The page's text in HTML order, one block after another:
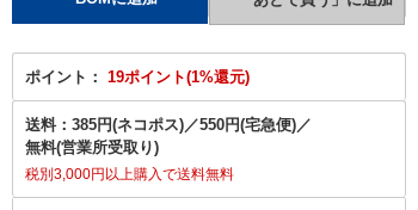
ポイント： 19ポイント(1%還元)
送料： 385円(ネコポス)／550円(宅急便)／
無料(営業所受取り)
税別3,000円以上購入で送料無料